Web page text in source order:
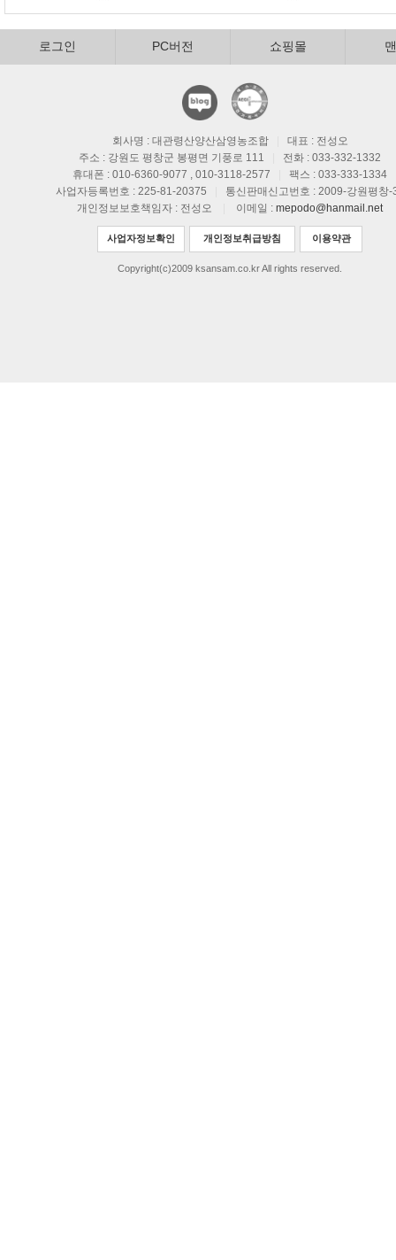
로그인 PC버전 쇼핑몰
회사명 : 대관령산양산삼영농조합
대표 : 전성오
주소 : 강원도 평창군 봉평면 기풍로 111
전화 : 033-332-1332
휴대폰 : 010-6360-9077 , 010-3118-2577
팩스 : 033-333-1334
사업자등록번호 : 225-81-20375
통신판매신고번호 : 2009-강원평창-
개인정보보호책임자 : 전성오
이메일 : mepodo@hanmail.net
사업자정보확인 개인정보취급방침 이용약관
Copyright(c)2009 ksansam.co.kr All rights reserved.